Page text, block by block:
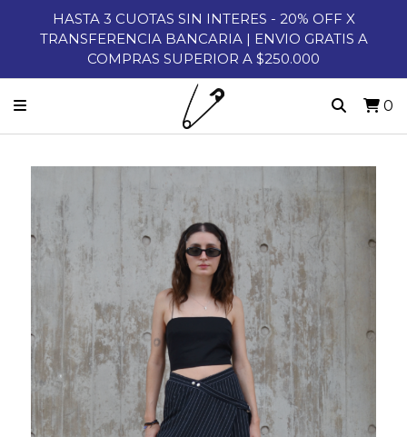
HASTA 3 CUOTAS SIN INTERES - 20% OFF X
TRANSFERENCIA BANCARIA | ENVIO GRATIS A
COMPRAS SUPERIOR A $250.000
0